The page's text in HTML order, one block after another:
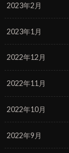
2023年2月
2023年1月
2022年12月
2022年11月
2022年10月
2022年9月